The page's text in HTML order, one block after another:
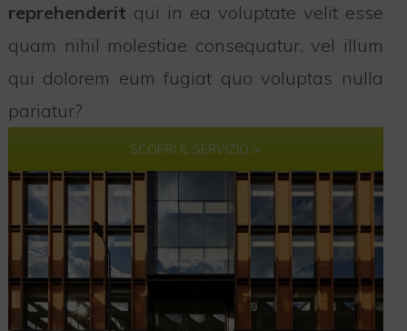
reprehenderit qui in ea voluptate velit esse
quam nihil molestiae consequatur, vel illum
qui dolorem eum fugiat quo voluptas nulla
pariatur?
SCOPRI IL SERVIZIO >